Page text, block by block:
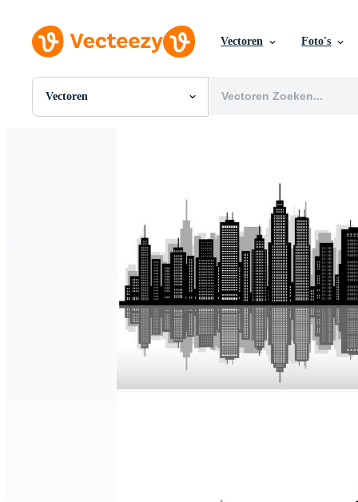
Vectoren Foto's
Vectoren
Alle Afbeeldingen
Motion graphics
Redactionele Afbeeldingen
Redactionele Evenementen